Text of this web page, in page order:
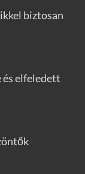
biztosan
elfeledett